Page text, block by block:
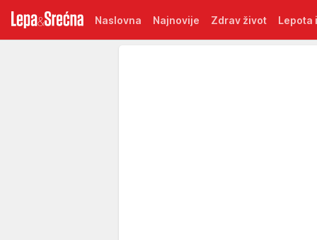
Naslovna Najnovije Zdrav život Lepota